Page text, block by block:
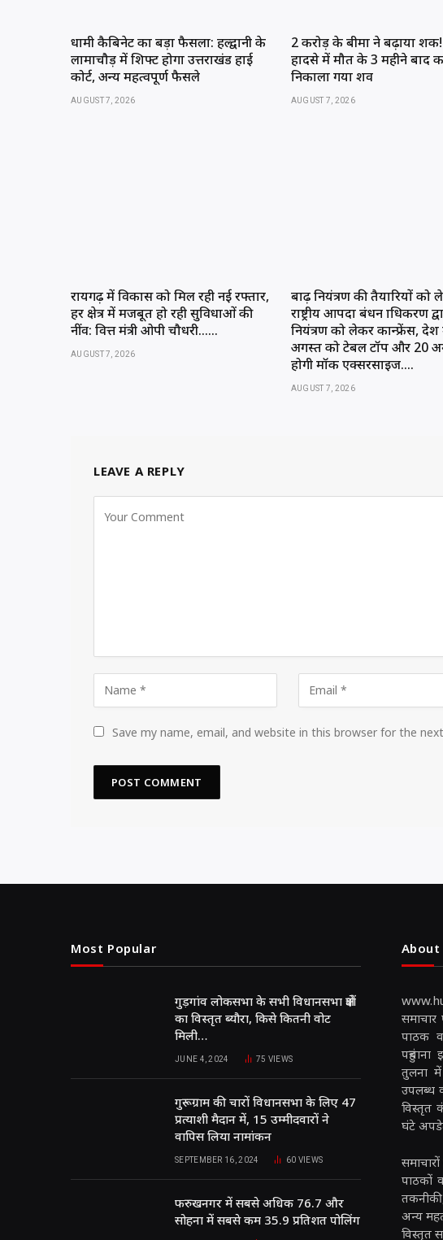
धामी कैबिनेट का बड़ा फैसला: हल्द्वानी के
लामाचौड़ में शिफ्ट होगा उत्तराखंड हाई
कोर्ट, अन्य महत्वपूर्ण फैसले
AUGUST 7, 2026
2 करोड़ के बीमा ने बढ़ाया
हादसे में मौत के 3 महीने बाद
निकाला गया शव
AUGUST 7, 2026
रायगढ़ में विकास को मिल रही नई रफ्तार,
हर क्षेत्र में मजबूत हो रही सुविधाओं की
नींव: वित्त मंत्री ओपी चौधरी……
AUGUST 7, 2026
बाढ़ नियंत्रण की तैयारियों को
राष्ट्रीय आपदा प्रबंधन प्राधिकरण
नियंत्रण को लेकर कान्फ्रेंस,
अगस्त को टेबल टॉप और 20
होगी मॉक एक्सरसाइज….
AUGUST 7, 2026
LEAVE A REPLY
Save my name, email, and website in this browser for the
Most Popular
गुड़गांव लोकसभा के सभी विधानसभा क्षेत्रों
का विस्तृत ब्यौरा, किसे कितनी वोट
मिली…
JUNE 4, 2024 75 VIEWS
गुरूग्राम की चारों विधानसभा के लिए 47
प्रत्याशी मैदान में, 15 उम्मीदवारों ने
वापिस लिया नामांकन
SEPTEMBER 16, 2024 60 VIEWS
फरुखनगर में सबसे अधिक 76.7 और
सोहना में सबसे कम 35.9 प्रतिशत पोलिंग
About
समाचार
पाठक
तुलना
उपलब्ध
विस्तृत
घंटे
पाठकों
अन्य
विस्तृत